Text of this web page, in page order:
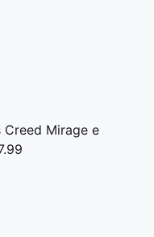
Creed Mirage e